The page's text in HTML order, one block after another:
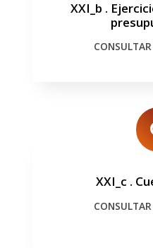
XXI_b .
XXI_c .